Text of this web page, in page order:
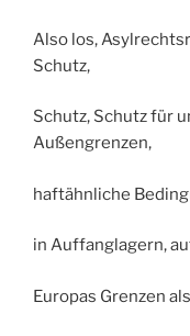
Also los,
Schutz,
Schutz, Schutz für
Außengrenzen,
haftähnliche
in Auffanglagern,
Europas Grenzen